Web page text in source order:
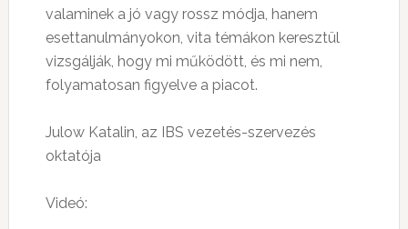
valaminek a jó vagy rossz módja, hanem
esettanulmányokon, vita témákon keresztül
vizsgálják, hogy mi működött, és mi nem,
folyamatosan figyelve a piacot.
Julow Katalin, az IBS vezetés-szervezés
oktatója
Videó: